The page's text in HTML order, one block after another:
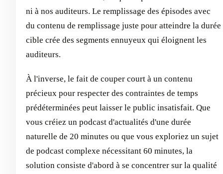
ni à nos auditeurs. Le remplissage des épisodes avec
du contenu de remplissage juste pour atteindre la durée
cible crée des segments ennuyeux qui éloignent les
auditeurs.
À l'inverse, le fait de couper court à un contenu
précieux pour respecter des contraintes de temps
prédéterminées peut laisser le public insatisfait. Que
vous créiez un podcast d'actualités d'une durée
naturelle de 20 minutes ou que vous exploriez un sujet
de podcast complexe nécessitant 60 minutes, la
solution consiste d'abord à se concentrer sur la qualité